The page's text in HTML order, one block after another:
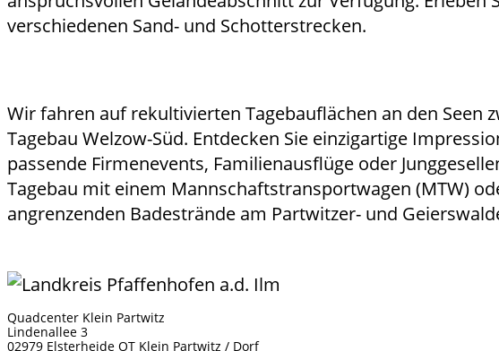
verschiedenen Sand- und Schotterstrecken.
Wir fahren auf rekultivierten Tagebauflächen an den Seen
Tagebau Welzow-Süd. Entdecken Sie einzigartige
passende Firmenevents, Familienausflüge oder
Tagebau mit einem Mannschaftstransportwagen (MTW)
angrenzenden Badestrände am Partwitzer- und
Quadcenter Klein Partwitz
Lindenallee 3
02979 Elsterheide OT Klein Partwitz / Dorf